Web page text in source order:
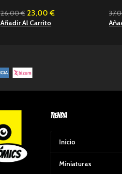
26,00€ 23,00€
Añadir Al Carrito
Tienda
Inicio
Miniaturas